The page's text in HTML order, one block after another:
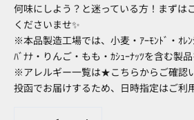
何味にしよう？と迷っている方！まずは
くださいませ✨
※本品製造工場では、小麦・ｱｰﾓﾝﾄﾞ・ｵﾚ
ﾊﾞﾅﾅ・りんご・もも・ｶｼｭｰﾅｯﾂを含む製
※アレルギー一覧は★こちらからご確認
投函でお届けするため、日時指定はご利